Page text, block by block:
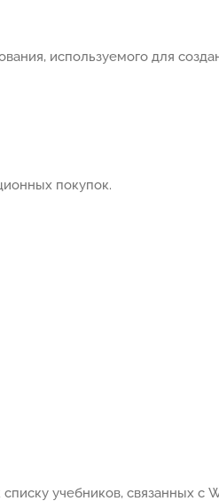
используемого для
покупок.
учебников, связанных с